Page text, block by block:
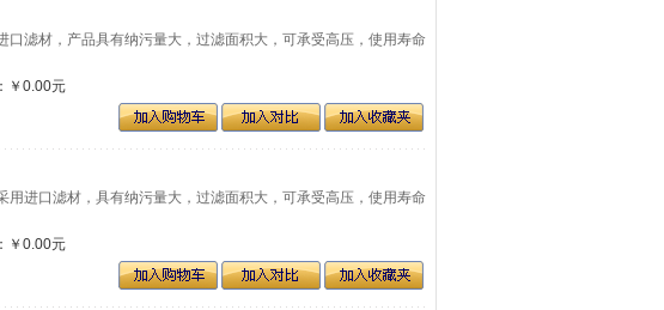
滤材，产品具有纳污量大，过滤面积大，可承受高压，使用寿命
0.00元
进口滤材，具有纳污量大，过滤面积大，可承受高压，使用寿命
0.00元